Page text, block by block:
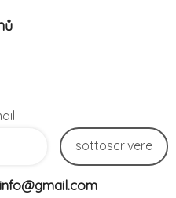
sottoscrivere